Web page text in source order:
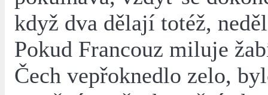
když dva dělají totéž,
Pokud Francouz miluje
Čech vepřoknedlo zelo,